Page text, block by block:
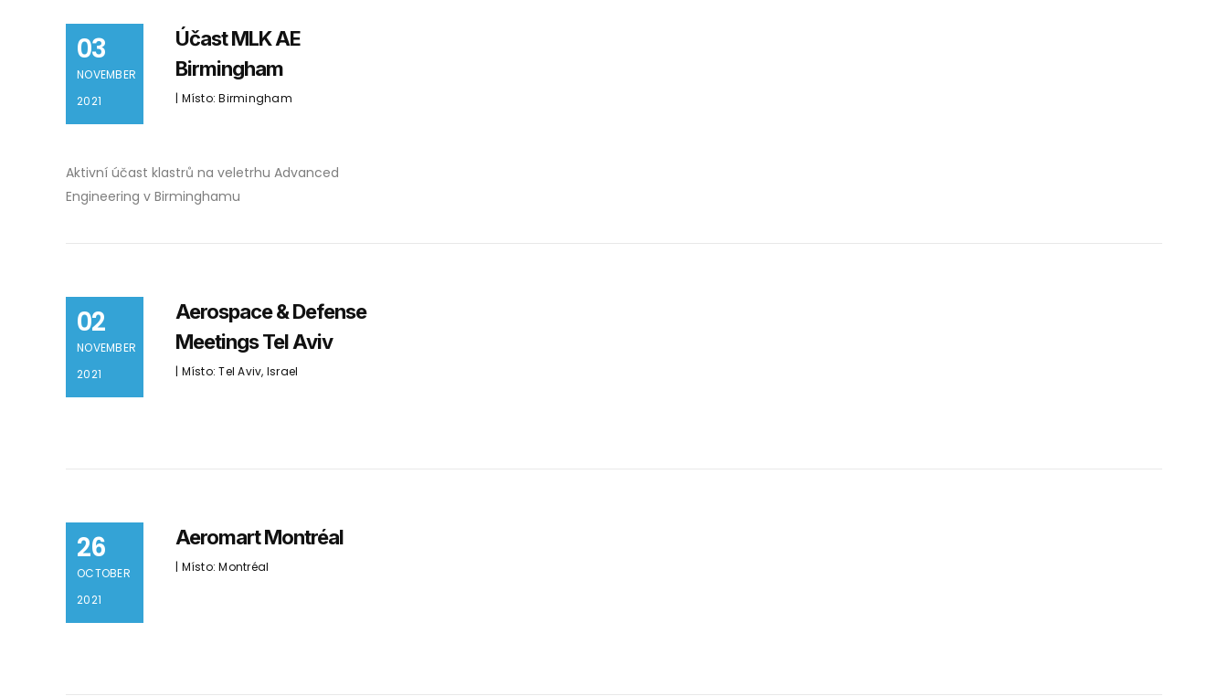
03
NOVEMBER
2021
Účast MLK AE
Birmingham
| Místo: Birmingham
Aktivní účast klastrů na veletrhu Advanced
Engineering v Birminghamu
02
NOVEMBER
2021
Aerospace & Defense
Meetings Tel Aviv
| Místo: Tel Aviv, Israel
26
OCTOBER
2021
Aeromart Montréal
| Místo: Montréal